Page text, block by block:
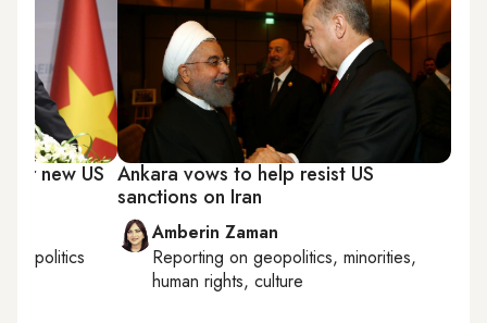
Ankara vows to help resist US
sanctions on Iran
Amberin Zaman
Reporting on geopolitics, minorities,
human rights, culture
new US
politics